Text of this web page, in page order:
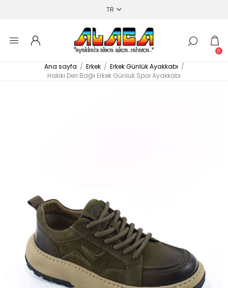
0
Ana sayfa / Erkek / Erkek Günlük Ayakkabı /
Hakiki Deri Bağlı Erkek Günlük Spor Ayakkabı